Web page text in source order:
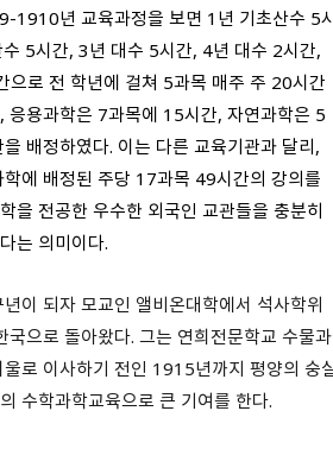
1910년 교육과정을 보면 1년 기초산수 5
5시간, 3년 대수 5시간, 4년 대수 2시간,
으로 전 학년에 걸쳐 5과목 매주 주 20시간
응용과학은 7과목에 15시간, 자연과학은 5
배정하였다. 이는 다른 교육기관과 달리,
학에 배정된 주당 17과목 49시간의 강의를
을 전공한 우수한 외국인 교관들을 충분히
는 의미이다.
이 되자 모교인 앨비온대학에서 석사학위
국으로 돌아왔다. 그는 연희전문학교 수물과
로 이사하기 전인 1915년까지 평양의 숭
수학과학교육으로 큰 기여를 한다.